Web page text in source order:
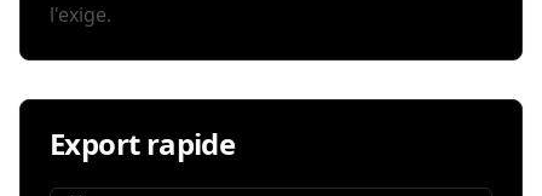
l'exige.
Export rapide